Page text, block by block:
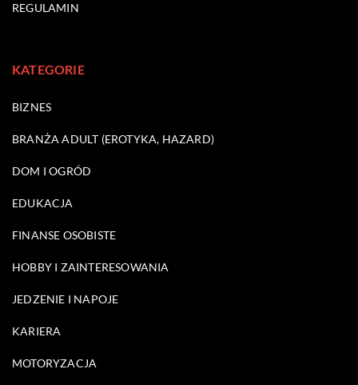
REGULAMIN
KATEGORIE
BIZNES
BRANŻA ADULT (EROTYKA, HAZARD)
DOM I OGRÓD
EDUKACJA
FINANSE OSOBISTE
HOBBY I ZAINTERESOWANIA
JEDZENIE I NAPOJE
KARIERA
MOTORYZACJA